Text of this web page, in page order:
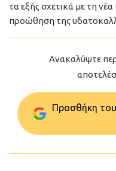
τα εξής σχετικά με τη
προώθηση της
Ανακαλύψτε
Προσθήκη του